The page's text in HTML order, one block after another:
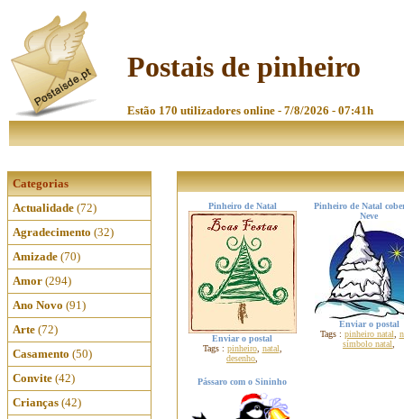
Postais de pinheiro
Estão 170 utilizadores online - 7/8/2026 - 07:41h
Categorias
Actualidade (72)
Agradecimento (32)
Amizade (70)
Amor (294)
Ano Novo (91)
Arte (72)
Casamento (50)
Convite (42)
Crianças (42)
Pinheiro de Natal
Enviar o postal
Tags : pinheiro, natal
desenho
Pinheiro de Natal
Neve
Enviar o postal
Tags : pinheiro natal
símbolo natal
Pássaro com o Sininho